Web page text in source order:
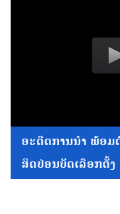
ອະດີດການນໍາ ພ້ອມ
ສິດປ່ອນບັດເລືອກຕັ້ງ